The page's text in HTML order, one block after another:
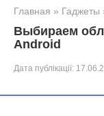
Главная » Гаджеты
Выбираем
Android
Дата публікації: